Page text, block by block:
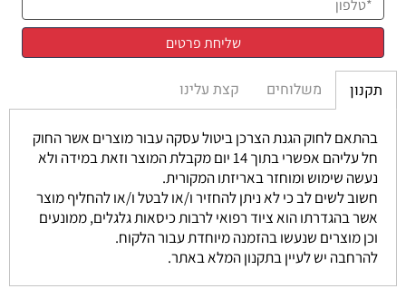
תקנון משלוחים קצת עלינו
בהתאם לחוק הגנת הצרכן ביטול עסקה עבור מוצרים אשר החוק
חל עליהם אפשרי בתוך 14 יום מקבלת המוצר וזאת במידה ולא
נעשה שימוש ומוחזר באריזתו המקורית.
חשוב לשים לב כי לא ניתן להחזיר ו/או לבטל ו/או להחליף מוצר
אשר בהגדרתו הוא ציוד רפואי לרבות כיסאות גלגלים, ממונעים
וכן מוצרים שנעשו בהזמנה מיוחדת עבור הלקוח.
להרחבה יש לעיין בתקנון המלא באתר.